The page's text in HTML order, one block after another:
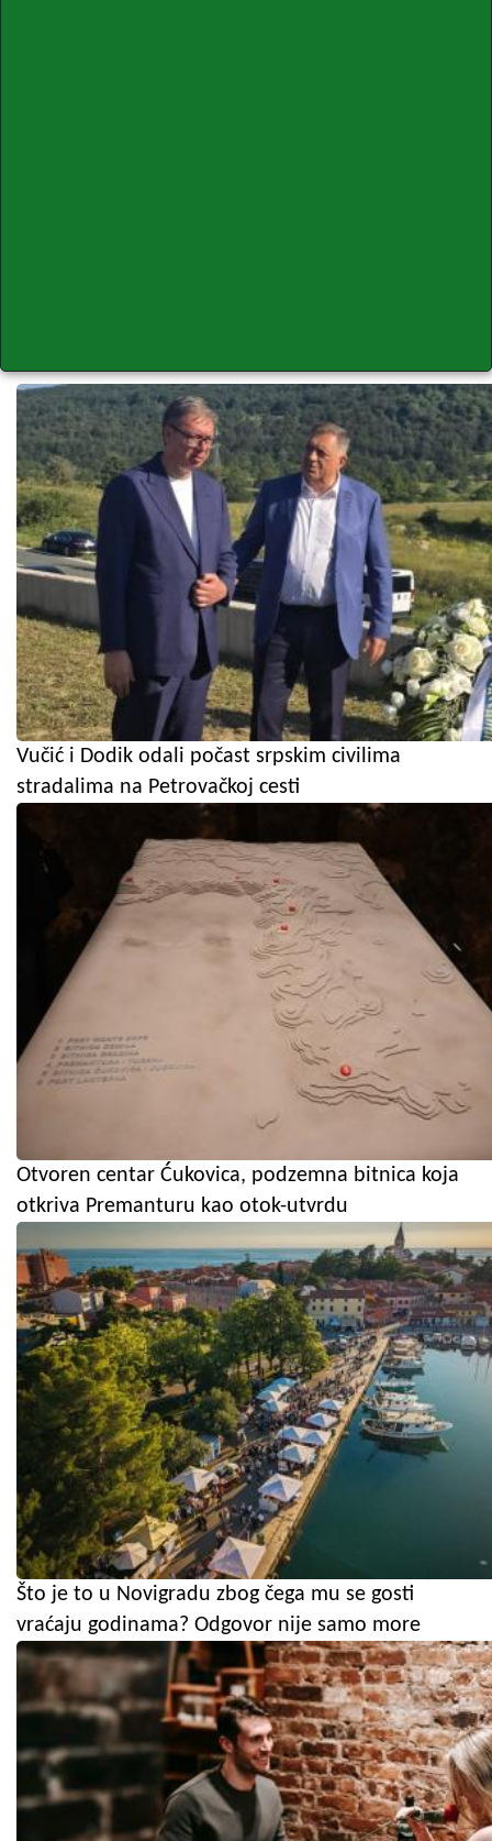
Vučić i Dodik odali počast srpskim civilima
stradalima na Petrovačkoj cesti
Otvoren centar Ćukovica, podzemna bitnica koja
otkriva Premanturu kao otok-utvrdu
Što je to u Novigradu zbog čega mu se gosti
vraćaju godinama? Odgovor nije samo more